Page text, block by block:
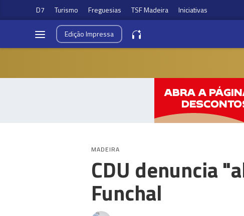
D7 Turismo Freguesias TSF Madeira Iniciativas
EdiçãoImpressa
MADEIRA
CDU denuncia
Funchal